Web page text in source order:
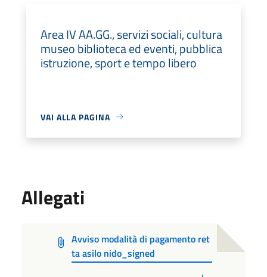
Area IV AA.GG., servizi sociali, cultura
museo biblioteca ed eventi, pubblica
istruzione, sport e tempo libero
VAI ALLA PAGINA
Allegati
Avviso modalità di pagamento ret
ta asilo nido_signed